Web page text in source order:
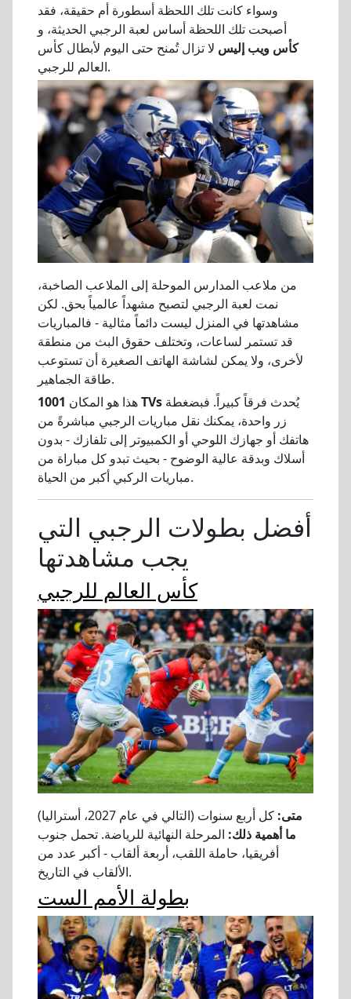
وسواء كانت تلك اللحظة أسطورة أم حقيقة، فقد
أصبحت تلك اللحظة أساس لعبة الرجبي الحديثة، و
كأس ويب إليس لا تزال تُمنح حتى اليوم لأبطال كأس
العالم للرجبي.
من ملاعب المدارس الموحلة إلى الملاعب الصاخبة،
نمت لعبة الرجبي لتصبح مشهداً عالمياً بحق. لكن
مشاهدتها في المنزل ليست دائماً مثالية - فالمباريات
قد تستمر لساعات، وتختلف حقوق البث من منطقة
لأخرى، ولا يمكن لشاشة الهاتف الصغيرة أن تستوعب
طاقة الجماهير.
هذا هو المكان1001 TVs
زر واحدة، يمكنك نقل مباريات الرجبي مباشرةً من
هاتفك أو جهازك اللوحي أو الكمبيوتر إلى تلفازك - بدون
أسلاك وبدقة عالية الوضوح - بحيث تبدو كل مباراة من
مباريات الركبي أكبر من الحياة.
أفضل بطولات الرجبي التي
يجب مشاهدتها
كأس العالم للرجبي
متى: كل أربع سنوات (التالي في عام 2027، أستراليا)
ما أهمية ذلك: المرحلة النهائية للرياضة. تحمل جنوب
أفريقيا، حاملة اللقب، أربعة ألقاب - أكبر عدد من
الألقاب في التاريخ.
بطولة الأمم الست